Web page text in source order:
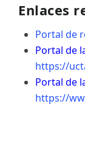
Enlaces
Portal de
Portal de
https://
Portal de
https://